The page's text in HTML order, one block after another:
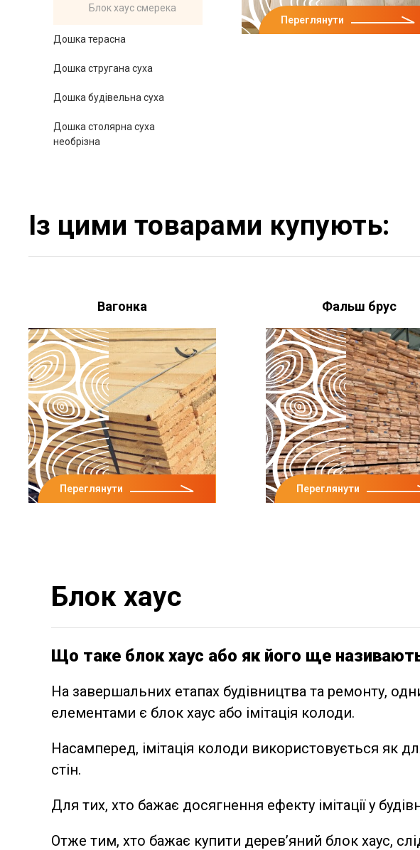
Переглянути
Блок хаус смерека
Дошка терасна
Дошка стругана суха
Дошка будівельна суха
Дошка столярна суха
необрізна
Із цими товарами купують:
Вагонка
Переглянути
Фальш брус
Переглянути
Блок хаус
Що таке блок хаус або як його ще
На завершальних етапах будівництва та ремонту,
елементами є блок хаус або імітація колоди.
Насамперед, імітація колоди використовується як
стін.
Для тих, хто бажає досягнення ефекту імітації у
Отже тим, хто бажає купити дерев’яний блок хаус,